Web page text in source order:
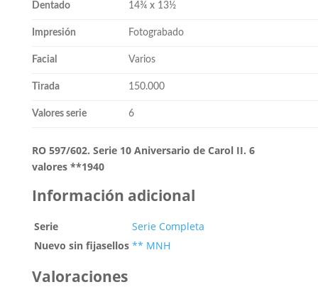
Dentado 14¾ x 13½
Impresión Fotograbado
Facial Varios
Tirada 150.000
Valores serie 6
RO 597/602. Serie 10 Aniversario de Carol II. 6
valores **1940
Información adicional
Serie
Serie Completa
Nuevo sin fijasellos ** MNH
Valoraciones